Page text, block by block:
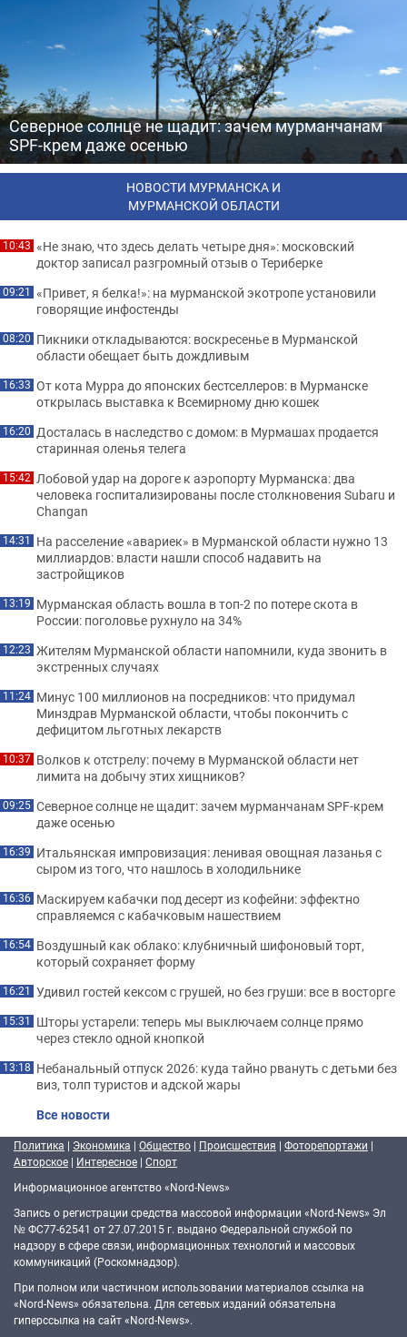
Северное солнце не щадит: зачем мурманчанам
SPF-крем даже осенью
НОВОСТИ МУРМАНСКА И
МУРМАНСКОЙ ОБЛАСТИ
10:43 «Не знаю, что здесь делать четыре дня»: московский
доктор записал разгромный отзыв о Териберке
09:21 «Привет, я белка!»: на мурманской экотропе установили
говорящие инфостенды
08:20 Пикники откладываются: воскресенье в Мурманской
области обещает быть дождливым
16:33 От кота Мурра до японских бестселлеров: в Мурманске
открылась выставка к Всемирному дню кошек
16:20 Досталась в наследство с домом: в Мурмашах продается
старинная оленья телега
15:42 Лобовой удар на дороге к аэропорту Мурманска: два
человека госпитализированы после столкновения Subaru и
Changan
14:31 На расселение «авариек» в Мурманской области нужно 13
миллиардов: власти нашли способ надавить на
застройщиков
13:19 Мурманская область вошла в топ-2 по потере скота в
России: поголовье рухнуло на 34%
12:23 Жителям Мурманской области напомнили, куда звонить в
экстренных случаях
11:24 Минус 100 миллионов на посредников: что придумал
Минздрав Мурманской области, чтобы покончить с
дефицитом льготных лекарств
10:37 Волков к отстрелу: почему в Мурманской области нет
лимита на добычу этих хищников?
09:25 Северное солнце не щадит: зачем мурманчанам SPF-крем
даже осенью
16:39 Итальянская импровизация: ленивая овощная лазанья с
сыром из того, что нашлось в холодильнике
16:36 Маскируем кабачки под десерт из кофейни: эффектно
справляемся с кабачковым нашествием
16:54 Воздушный как облако: клубничный шифоновый торт,
который сохраняет форму
16:21 Удивил гостей кексом с грушей, но без груши: все в восторге
15:31 Шторы устарели: теперь мы выключаем солнце прямо
через стекло одной кнопкой
13:18 Небанальный отпуск 2026: куда тайно рвануть с детьми без
виз, толп туристов и адской жары
Все новости
Политика | Экономика | Общество | Происшествия | Фоторепортажи |
Авторское | Интересное | Спорт
Информационное агентство «Nord-News»
Запись о регистрации средства массовой информации «Nord-News» Эл
№ ФС77-62541 от 27.07.2015 г. выдано Федеральной службой по
надзору в сфере связи, информационных технологий и массовых
коммуникаций (Роскомнадзор).
При полном или частичном использовании материалов ссылка на
«Nord-News» обязательна. Для сетевых изданий обязательна
гиперссылка на сайт «Nord-News».